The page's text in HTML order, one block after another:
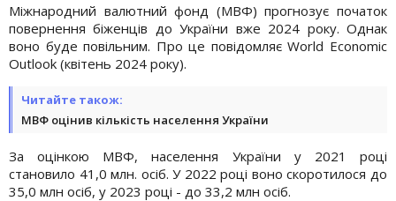
Міжнародний валютний фонд (МВФ) прогнозує початок
повернення біженців до України вже 2024 року. Однак
воно буде повільним. Про це повідомляє World Economic
Outlook (квітень 2024 року).
Читайте також:
МВФ оцінив кількість населення України
За оцінкою МВФ, населення України у 2021 році
становило 41,0 млн. осіб. У 2022 році воно скоротилося до
35,0 млн осіб, у 2023 році - до 33,2 млн осіб.